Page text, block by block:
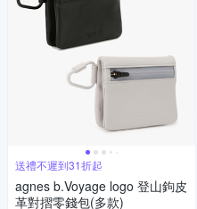
送禮不遲到31折起
agnes b.Voyage logo 登山鉤皮
革對摺零錢包(多款)